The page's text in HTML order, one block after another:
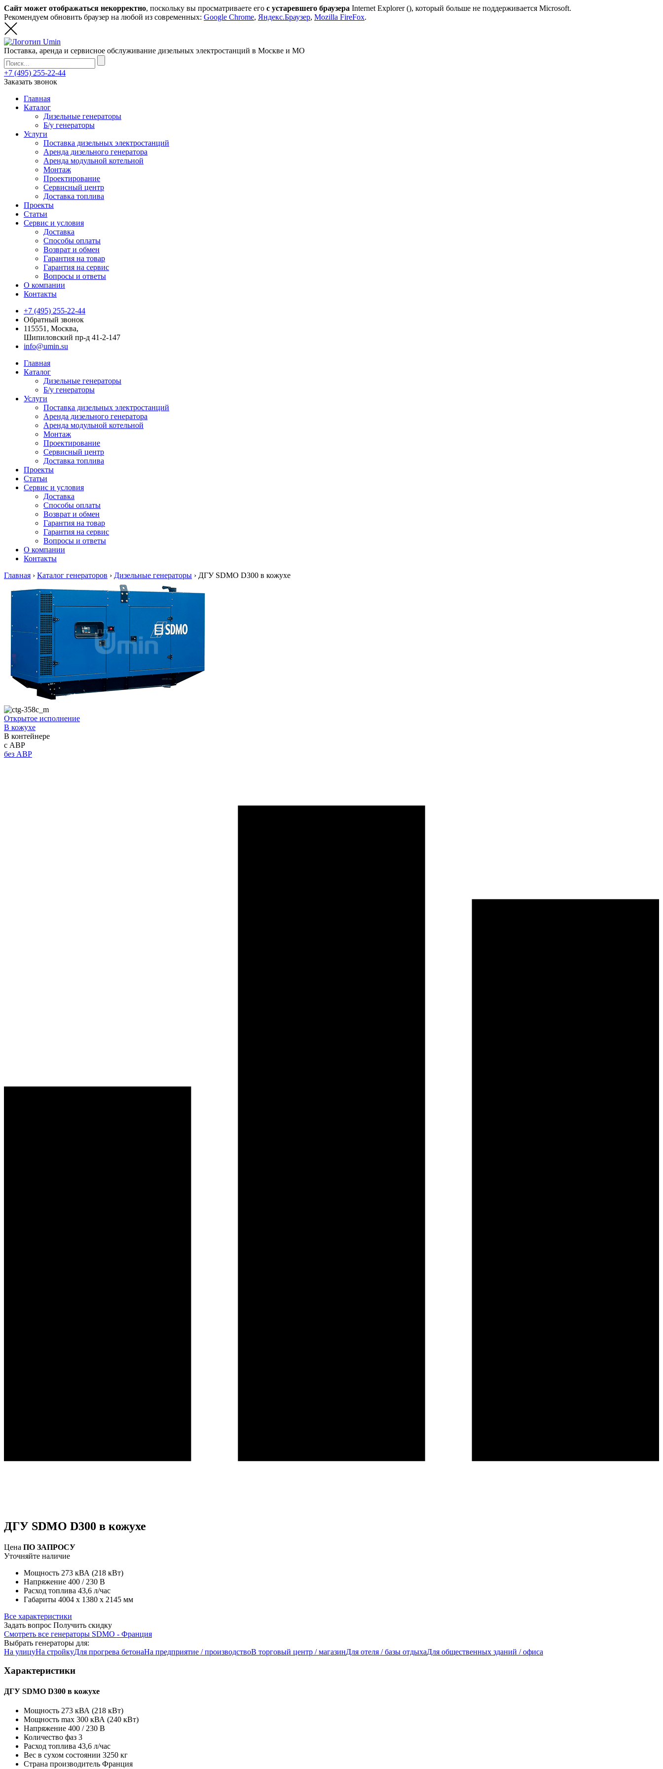
Сайт может отображаться некорректно, поскольку вы просматриваете его с устаревшего браузера Internet Explorer (), который больше не поддерживается Microsoft.
Рекомендуем обновить браузер на любой из современных: Google Chrome, Яндекс.Браузер, Mozilla FireFox.
Поставка, аренда и сервисное обслуживание дизельных электростанций в Москве и МО
+7 (495) 255-22-44
Заказать звонок
Главная
Каталог
Дизельные генераторы
Б/у генераторы
Услуги
Поставка дизельных электростанций
Аренда дизельного генератора
Аренда модульной котельной
Монтаж
Проектирование
Сервисный центр
Доставка топлива
Проекты
Статьи
Сервис и условия
Доставка
Способы оплаты
Возврат и обмен
Гарантия на товар
Гарантия на сервис
Вопросы и ответы
О компании
Контакты
+7 (495) 255-22-44
Обратный звонок
115551, Москва,
Шипиловский пр-д 41-2-147
info@umin.su
Главная
Каталог
Дизельные генераторы
Б/у генераторы
Услуги
Поставка дизельных электростанций
Аренда дизельного генератора
Аренда модульной котельной
Монтаж
Проектирование
Сервисный центр
Доставка топлива
Проекты
Статьи
Сервис и условия
Доставка
Способы оплаты
Возврат и обмен
Гарантия на товар
Гарантия на сервис
Вопросы и ответы
О компании
Контакты
Главная › Каталог генераторов › Дизельные генераторы › ДГУ SDMO D300 в кожухе
Открытое исполнение
В кожухе
В контейнере
с АВР
без АВР
ДГУ SDMO D300 в кожухе
Цена ПО ЗАПРОСУ
Уточняйте наличие
Мощность 273 кВА (218 кВт)
Напряжение 400 / 230 В
Расход топлива 43,6 л/час
Габариты 4004 х 1380 х 2145 мм
Все характеристики
Задать вопрос Получить скидку
Смотреть все генераторы SDMO - Франция
Выбрать генераторы для:
На улицуНа стройкуДля прогрева бетонаНа предприятие / производствоВ торговый центр / магазинДля отеля / базы отдыхаДля общественных зданий / офиса
Характеристики
ДГУ SDMO D300 в кожухе
Мощность 273 кВА (218 кВт)
Мощность max 300 кВА (240 кВт)
Напряжение 400 / 230 В
Количество фаз 3
Расход топлива 43,6 л/час
Вес в сухом состоянии 3250 кг
Страна производитель Франция